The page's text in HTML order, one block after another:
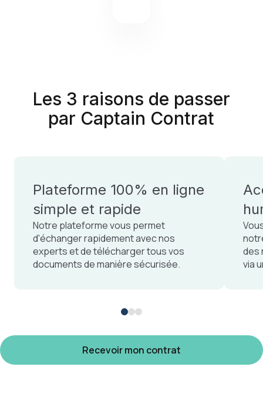
Les 3 raisons de passer
par Captain Contrat
Plateforme 100% en ligne
simple et rapide
Notre plateforme vous permet
d'échanger rapidement avec nos
experts et de télécharger tous vos
documents de manière sécurisée.
des
via
Recevoir mon contrat